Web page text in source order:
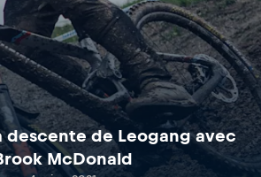
descente de Leogang avec
McDonald